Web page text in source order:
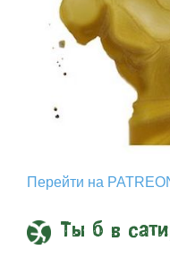
Перейти на
Ты б в